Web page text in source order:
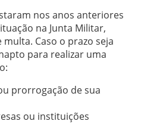
nos anos anteriores
na Junta Militar,
Caso o prazo seja
para realizar uma
prorrogação de sua
ou instituições